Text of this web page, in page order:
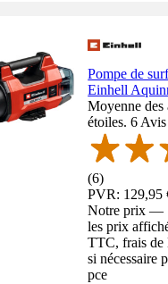
Pompe de
Einhell
Moyenne des
étoiles. 6
(6)
PVR: 129,95
Notre prix —
les prix
TTC, frais de
si nécessaire
pce